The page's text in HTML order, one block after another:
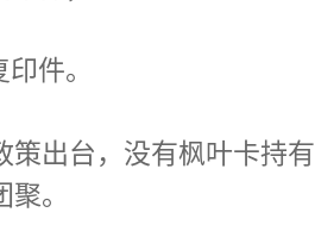
件。
策出台，没有枫叶卡持
。